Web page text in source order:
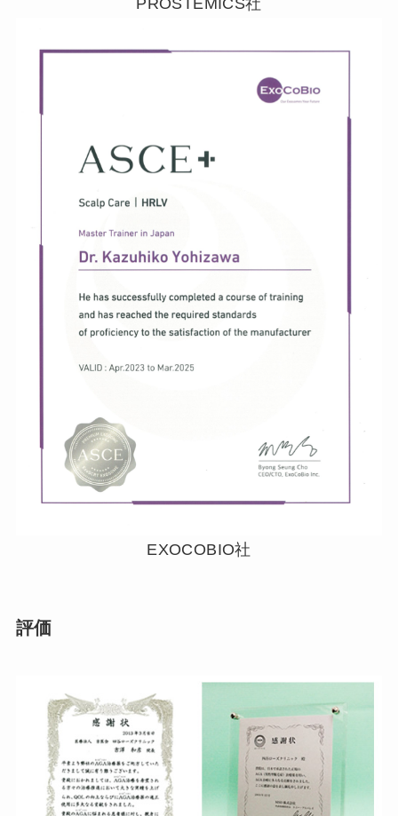
EXOCOBIO社
評価